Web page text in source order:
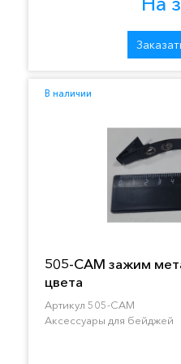
В наличии
505-CAM зажим
цвета
Артикул 505-CAM
Аксессуары для бейджей